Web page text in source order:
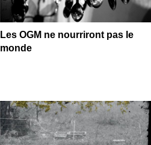
Les OGM ne nourriront pas le
monde